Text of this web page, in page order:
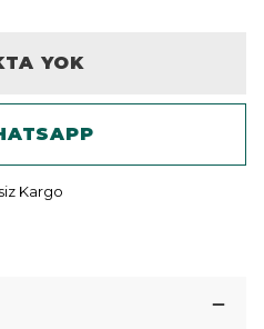
YOK
Kargo